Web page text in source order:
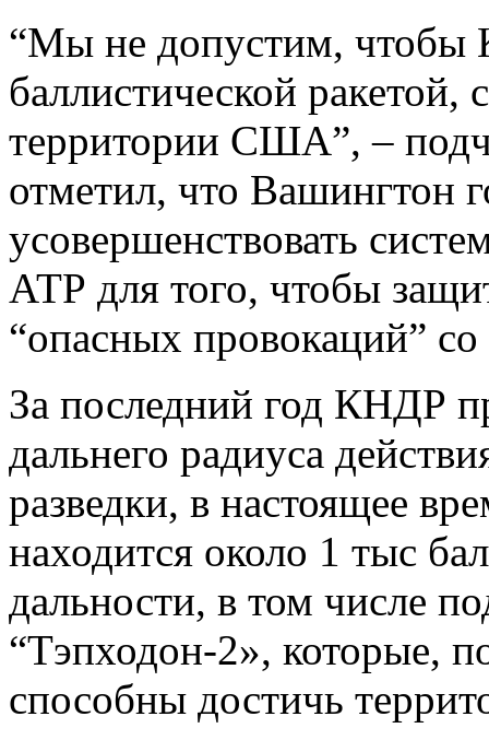
“Мы не допустим, чтобы
баллистической
территории США”, –
отметил, что Вашингтон
усовершенствовать
АТР для того, чтобы
“опасных провокаций”
За последний год КНДР
дальнего радиуса
разведки, в настоящее
находится около 1 тыс
дальности, в том числе
“Тэпходон-2», которые,
способны достичь